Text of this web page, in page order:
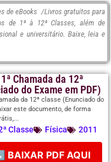
de eBooks /Livros gratuitos para
de 1ª à 12ª Classes, além de
e universitário. Baixe, leia e
Chamada da 12ª
do Exame em PDF)
da 12ª classe (Enunciado do
este documento, de forma
Classe Física 2011
BAIXAR PDF AQUI